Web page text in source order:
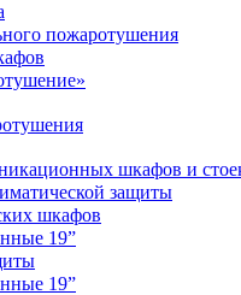
пожаротушения
шкафов и
защиты
шкафов
19”
19”